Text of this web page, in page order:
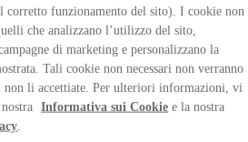
corretto funzionamento del sito). I cookie non
che analizzano l’utilizzo del sito,
di marketing e personalizzano la
Tali cookie non necessari non verranno
non li accettiate. Per ulteriori informazioni, vi
Informativa sui Cookie e la nostra